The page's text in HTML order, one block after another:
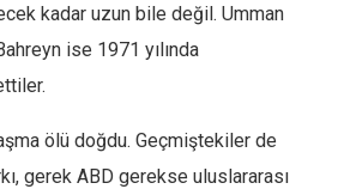
kadar uzun bile değil. Umman
ise 1971 yılında
ölü doğdu. Geçmiştekiler de
gerek ABD gerekse uluslararası